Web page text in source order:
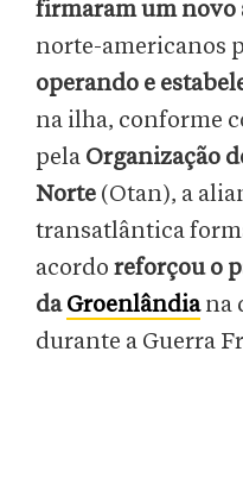
firmaram um novo
norte-americanos
operando e
na ilha, conforme
pela Organização
Norte (Otan), a
transatlântica
acordo reforçou o
daGroenlândiana
durante a Guerra